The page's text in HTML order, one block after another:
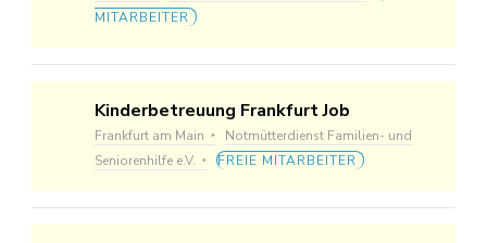
MITARBEITER
Kinderbetreuung Frankfurt Job
Frankfurt am Main
Notmütterdienst Familien- und
Seniorenhilfe e.V.
FREIE MITARBEITER